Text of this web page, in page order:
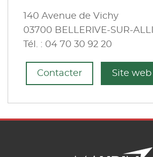
140 Avenue de Vichy
03700 BELLERIVE-SUR-
Tél. : 04 70 30 92 20
Contacter Site web